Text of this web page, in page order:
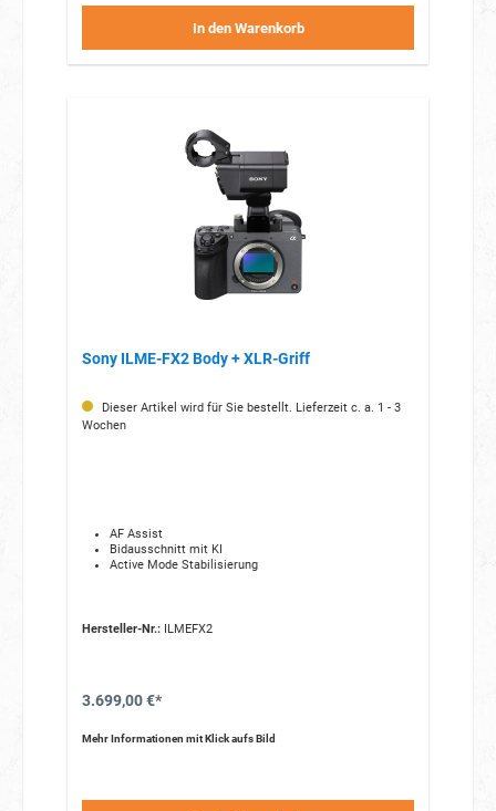
In den Warenkorb
Sony ILME-FX2 Body + XLR-Griff
Dieser Artikel wird für Sie bestellt. Lieferzeit c. a. 1 - 3
Wochen
AF Assist
Bidausschnitt mit KI
Active Mode Stabilisierung
Hersteller-Nr.:ILMEFX2
3.699,00 €*
Mehr Informationen mit Klick aufs Bild